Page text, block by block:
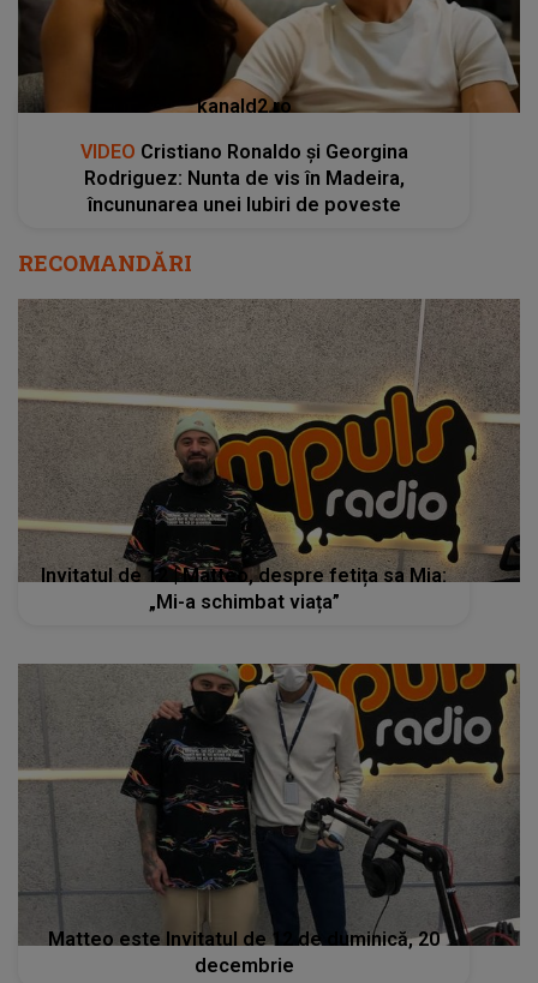
kanald2.ro
VIDEO Cristiano Ronaldo și Georgina
Rodriguez: Nunta de vis în Madeira,
încununarea unei Iubiri de poveste
RECOMANDĂRI
Invitatul de 12 | Matteo, despre fetița sa Mia:
„Mi-a schimbat viața”
Matteo este Invitatul de 12 de duminică, 20
decembrie